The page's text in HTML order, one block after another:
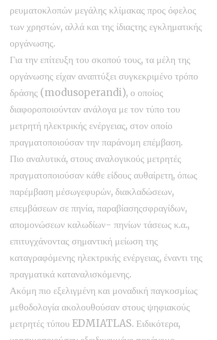
ρευματοκλοπών μεγάλης κλίμακας προς όφελος
των χρηστών, αλλά και της ίδιαςτης εγκληματικής
οργάνωσης.
Για την επίτευξη του σκοπού τους, τα μέλη της
οργάνωσης είχαν αναπτύξει συγκεκριμένο τρόπο
δράσης (modusoperandi), ο οποίος
διαφοροποιούνταν ανάλογα με τον τύπο του
μετρητή ηλεκτρικής ενέργειας, στον οποίο
πραγματοποιούσαν την παράνομη επέμβαση.
Πιο αναλυτικά, στους αναλογικούς μετρητές
πραγματοποιούσαν κάθε είδους αυθαίρετη, όπως
παρέμβαση μέσωγεφυρών, διακλαδώσεων,
επεμβάσεων σε πηνία, παραβίασηςσφραγίδων,
απομονώσεων καλωδίων- πηνίων τάσεως κ.α.,
επιτυγχάνοντας σημαντική μείωση της
καταγραφόμενης ηλεκτρικής ενέργειας, έναντι της
πραγματικά καταναλισκόμενης.
Ακόμη πιο εξελιγμένη και μοναδική παγκοσμίως
μεθοδολογία ακολουθούσαν στους ψηφιακούς
μετρητές τύπου EDMIATLAS. Ειδικότερα,